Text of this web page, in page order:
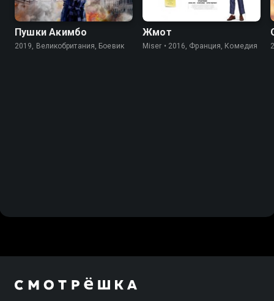
Пушки Акимбо
2019, Великобритания, Боевик
Жмот
Miser • 2016, Франция, Комедия